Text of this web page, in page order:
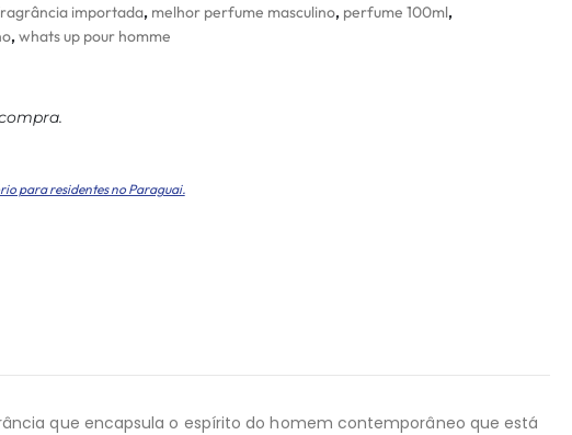
importada, melhor perfume masculino, perfume 100ml,
,whats up pour homme
para residentes no Paraguai.
que encapsula o espírito do homem contemporâneo que está